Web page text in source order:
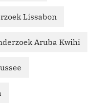
Lissabon
Aruba Kwihi